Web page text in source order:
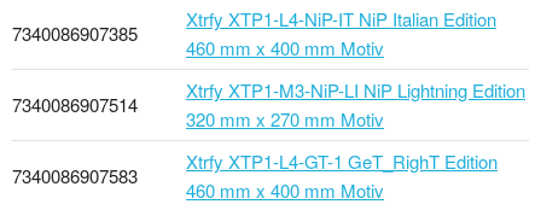
7340086907385
Xtrfy XTP1-L4-NiP-IT NiP Italian Edition
460 mm x 400 mm Motiv
7340086907514
Xtrfy XTP1-M3-NiP-LI NiP Lightning Edition
320 mm x 270 mm Motiv
7340086907583
Xtrfy XTP1-L4-GT-1 GeT_RighT Edition
460 mm x 400 mm Motiv